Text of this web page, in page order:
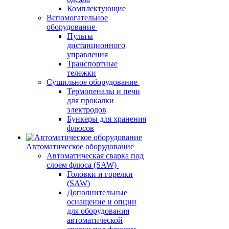
Комплектующие
Вспомогательное
оборудование
Пульты
дистанционного
управления
Транспортные
тележки
Сушильное оборудование
Термопеналы и печи
для прокалки
электродов
Бункеры для хранения
флюсов
Автоматическое оборудование
Автоматическая сварка под
слоем флюса (SAW)
Головки и горелки
(SAW)
Дополнительные
оснащение и опции
для оборудования
автоматической